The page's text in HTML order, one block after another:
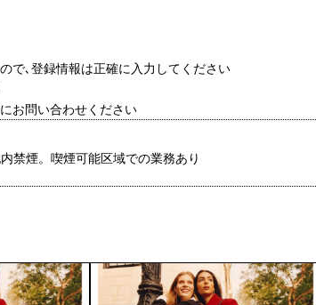
で､登録情報は正確に入力してください
お問い合わせください
禁煙。喫煙可能区域での業務あり